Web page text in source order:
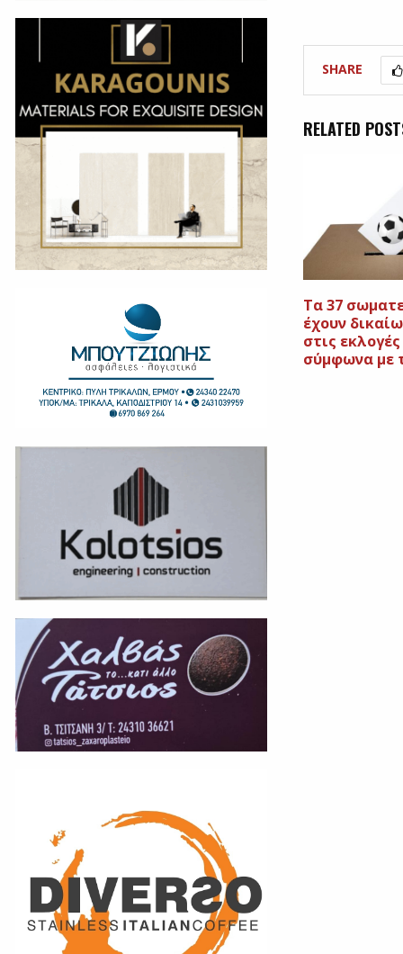
SHARE
RELATED
Τα 37
έχουν
στις
σύμφωνα με